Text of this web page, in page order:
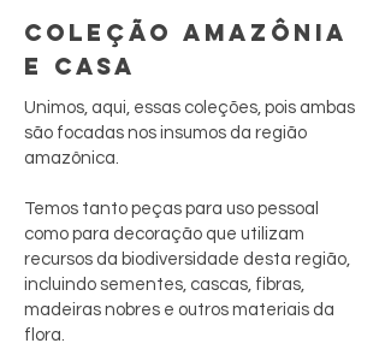
COLEÇÃO AMAZÔNIA
E CASA
Unimos, aqui, essas coleções, pois ambas
são focadas nos insumos da região
amazônica.
Temos tanto peças para uso pessoal
como para decoração que utilizam
recursos da biodiversidade desta região,
incluindo sementes, cascas, fibras,
madeiras nobres e outros materiais da
flora.